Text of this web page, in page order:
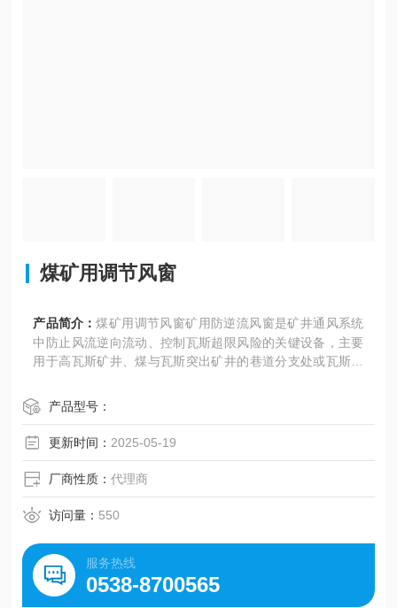
煤矿用调节风窗
产品简介：煤矿用调节风窗矿用防逆流风窗是矿井通风系统
中防止风流逆向流动、控制瓦斯超限风险的关键设备，主要
用于高瓦斯矿井、煤与瓦斯突出矿井的巷道分支处或瓦斯易
产品型号：
更新时间： 2025-05-19
厂商性质：代理商
访问量： 550
服务热线
0538-8700565